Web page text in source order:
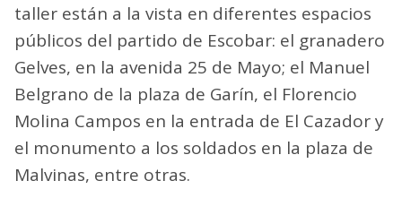
taller están a la vista en diferentes espacios
públicos del partido de Escobar: el granadero
Gelves, en la avenida 25 de Mayo; el Manuel
Belgrano de la plaza de Garín, el Florencio
Molina Campos en la entrada de El Cazador y
el monumento a los soldados en la plaza de
Malvinas, entre otras.